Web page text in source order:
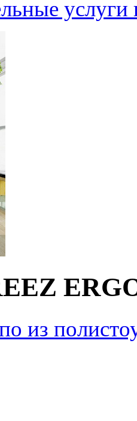
услуги
из